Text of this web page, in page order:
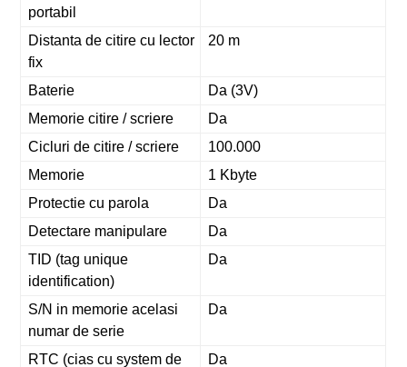
portabil
Distanta de citire cu lector
fix
20 m
Baterie
Da (3V)
Memorie citire / scriere
Da
Cicluri de citire / scriere
100.000
Memorie
1 Kbyte
Protectie cu parola
Da
Detectare manipulare
Da
TID (tag unique
identification)
Da
S/N in memorie acelasi
numar de serie
Da
RTC (cias cu system de
Da